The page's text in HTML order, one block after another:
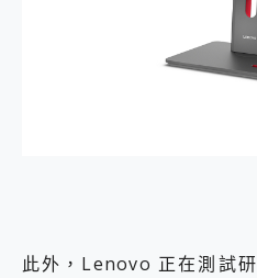
此外，Lenovo 正在測試